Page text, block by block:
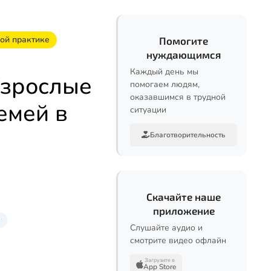
практике
в
Помогите
нуждающимся
Каждый день мы
помогаем людям,
оказавшимся в трудной
ситуации
Благотворительность
Скачайте наше
приложение
Слушайте аудио и
смотрите видео офлайн
Загрузите в
App Store